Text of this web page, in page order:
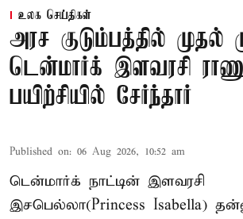
உலக செய்திகள்
அரச குடும்பத்தில் முதல்
டென்மார்க் இளவரசி
பயிற்சியில் சேர்ந்தார்
Published on: 06 Aug 2026, 10:52 am
டென்மார்க் நாட்டின் இளவரசி
இசபெல்லா(Princess Isabella)